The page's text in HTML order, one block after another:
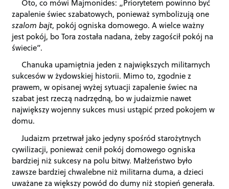
Oto, co mówi Majmonides: „Priorytetem powinno być
zapalenie świec szabatowych, ponieważ symbolizują one
szalom bajt, pokój ogniska domowego. A wielce ważny
jest pokój, bo Tora została nadana, żeby zagościł pokój na
świecie”.
Chanuka upamiętnia jeden z największych militarnych
sukcesów w żydowskiej historii. Mimo to, zgodnie z
prawem, w opisanej wyżej sytuacji zapalenie świec na
szabat jest rzeczą nadrzędną, bo w judaizmie nawet
największy wojenny sukces musi ustąpić przed pokojem w
domu.
Judaizm przetrwał jako jedyny spośród starożytnych
cywilizacji, ponieważ cenił pokój domowego ogniska
bardziej niż sukcesy na polu bitwy. Małżeństwo było
zawsze bardziej chwalebne niż militarna duma, a dzieci
uważane za większy powód do dumy niż stopień generała.